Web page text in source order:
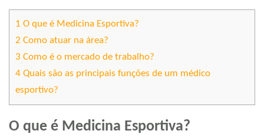
1 O que é Medicina Esportiva?
2 Como atuar na área?
3 Como é o mercado de trabalho?
4 Quais são as principais funções de um médico
esportivo?
O que é Medicina Esportiva?